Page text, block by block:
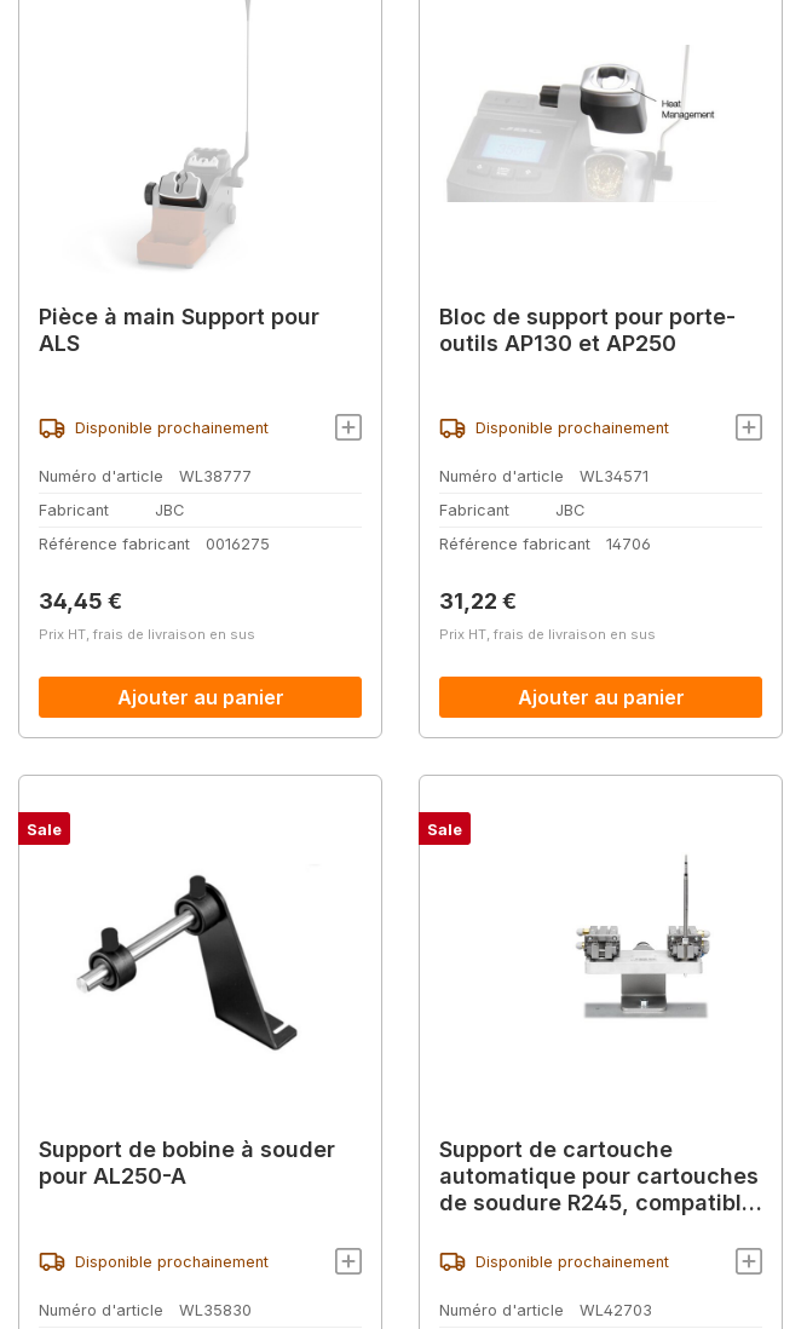
Pièce à main Support pour
ALS
Disponible prochainement
Numéro d'article
WL38777
Fabricant
JBC
Référence fabricant
0016275
Prix régulier :
34,45 €
Prix HT, frais de livraison en sus
Ajouter au panier
Bloc de support pour porte-
outils AP130 et AP250
Disponible prochainement
Numéro d'article
WL34571
Fabricant
JBC
Référence fabricant
14706
Prix régulier :
31,22 €
Prix HT, frais de livraison en sus
Ajouter au panier
Sale
Support de bobine à souder
pour AL250-A
Disponible prochainement
Numéro d'article WL35830
Sale
Support de cartouche
automatique pour cartouches
de soudure R245, compatible
TRA245
Disponible prochainement
Numéro d'article WL42703